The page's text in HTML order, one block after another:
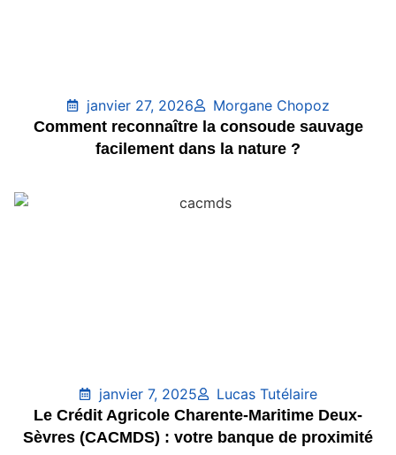
janvier 27, 2026
Morgane Chopoz
Comment reconnaître la consoude sauvage
facilement dans la nature ?
janvier 7, 2025
Lucas Tutélaire
Le Crédit Agricole Charente-Maritime Deux-
Sèvres (CACMDS) : votre banque de proximité